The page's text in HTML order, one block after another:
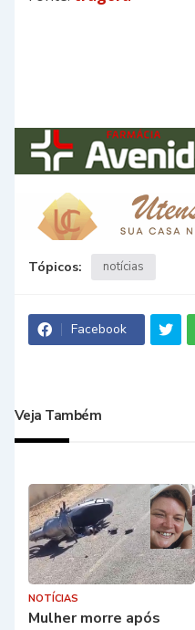
Tópicos: notícias
Facebook
Veja Também
NOTÍCIAS
Mulher morre após